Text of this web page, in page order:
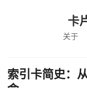
卡
关于
索引卡简史：